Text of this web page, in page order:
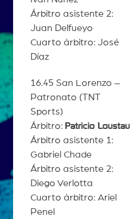
Árbitro asistente 2:
Juan Delfueyo
Cuarto árbitro: José
Díaz
16.45 San Lorenzo –
Patronato (TNT
Sports)
Árbitro: Patricio Loustau
Árbitro asistente 1:
Gabriel Chade
Árbitro asistente 2:
Diego Verlotta
Cuarto árbitro: Ariel
Penel